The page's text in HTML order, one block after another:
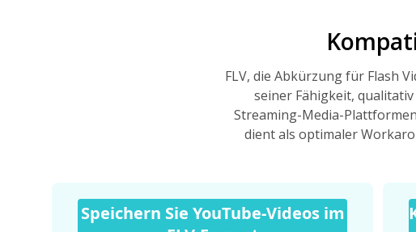
FLV, die Abkürzung für Flash
seiner Fähigkeit,
Streaming-Media-
dient als optimaler
Speichern Sie YouTube-Videos im